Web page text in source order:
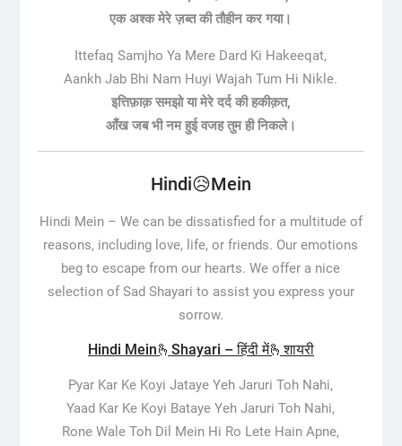
एक अश्क मेरे ज़ब्त की तौहीन कर गया।
Ittefaq Samjho Ya Mere Dard Ki Hakeeqat,
Aankh Jab Bhi Nam Huyi Wajah Tum Hi Nikle.
इत्तिफ़ाक़ समझो या मेरे दर्द की हकीक़त,
आँख जब भी नम हुई वजह तुम ही निकले।
Hindi😥Mein
Hindi Mein – We can be dissatisfied for a multitude of
reasons, including love, life, or friends. Our emotions
beg to escape from our hearts. We offer a nice
selection of Sad Shayari to assist you express your
sorrow.
Hindi Mein🫰Shayari – हिंदी में🫰शायरी
Pyar Kar Ke Koyi Jataye Yeh Jaruri Toh Nahi,
Yaad Kar Ke Koyi Bataye Yeh Jaruri Toh Nahi,
Rone Wale Toh Dil Mein Hi Ro Lete Hain Apne,